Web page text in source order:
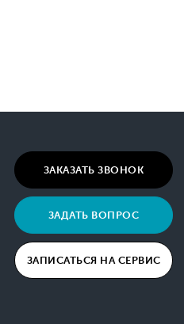
ЗАКАЗАТЬ ЗВОНОК
ЗАДАТЬ ВОПРОС
ЗАПИСАТЬСЯ НА СЕРВИС